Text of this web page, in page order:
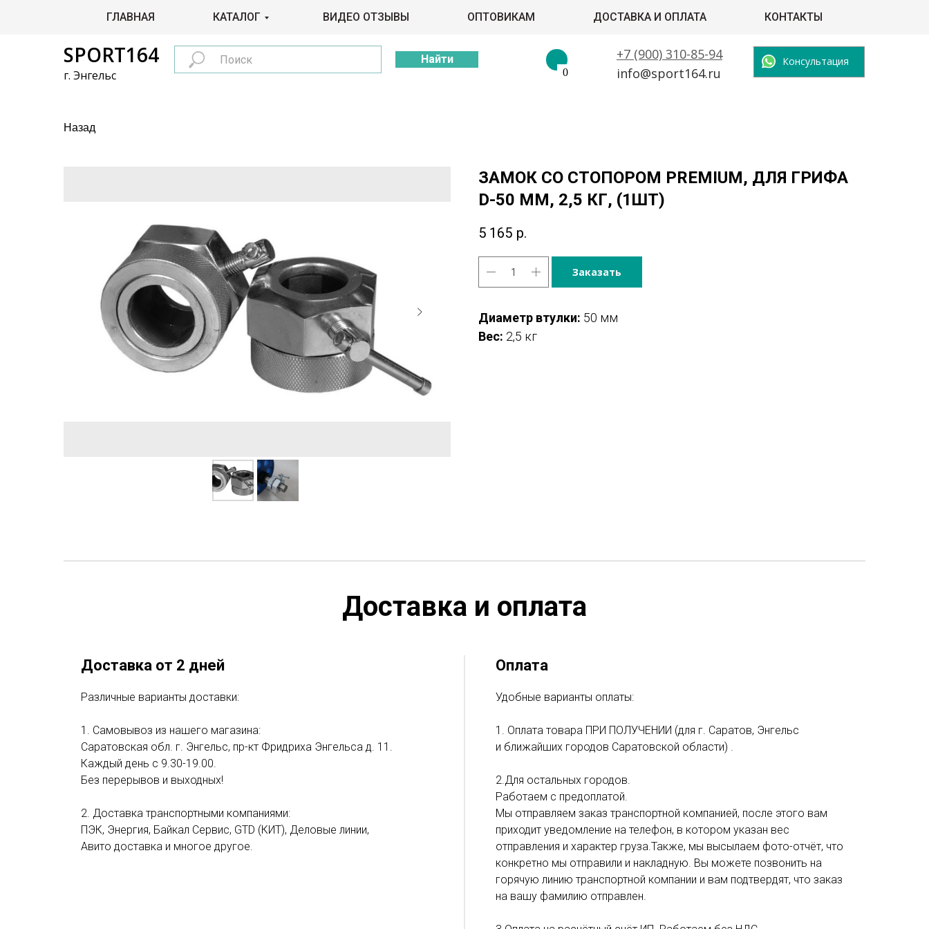
+7 (900) 310-85-94
SPORT164 Консультация
Найти
0 info@sport164.ru
г. Энгельс
Назад
ГЛАВНАЯ КАТАЛОГ ВИДЕО ОТЗЫВЫ ОПТОВИКАМ ДОСТАВКА И ОПЛАТА КОНТАКТЫ
ЗАМОК СО СТОПОРОМ PREMIUM, ДЛЯ ГРИФА
D-50 ММ, 2,5 КГ, (1ШТ)
5 165 р.
Заказать
Диаметр втулки: 50 мм
Вес: 2,5 кг
Доставка и оплата
Доставка от 2 дней
Различные варианты доставки:
1. Самовывоз из нашего магазина:
Саратовская обл. г. Энгельс, пр-кт Фридриха Энгельса д. 11.
Каждый день с 9.30-19.00.
Без перерывов и выходных!
2. Доставка транспортными компаниями:
ПЭК, Энергия, Байкал Сервис, GTD (КИТ), Деловые линии,
Авито доставка и многое другое.
Оплата
Удобные варианты оплаты:
1. Оплата товара ПРИ ПОЛУЧЕНИИ (для г. Саратов, Энгельс
и ближайших городов Саратовской области) .
2.Для остальных городов.
Работаем с предоплатой.
Мы отправляем заказ транспортной компанией, после этого вам
приходит уведомление на телефон, в котором указан вес
отправления и характер груза.Также, мы высылаем фото-отчёт, что
конкретно мы отправили и накладную. Вы можете позвонить на
горячую линию транспортной компании и вам подтвердят, что заказ
на вашу фамилию отправлен.